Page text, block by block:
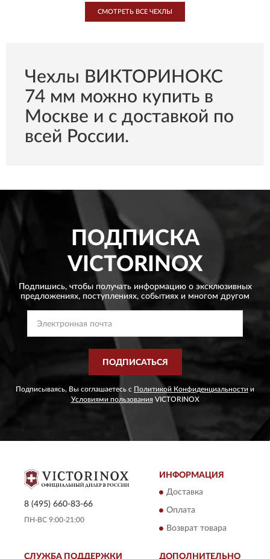
СМОТРЕТЬ ВСЕ ЧЕХЛЫ
Чехлы ВИКТОРИНОКС
74 мм можно купить в
Москве и с доставкой по
всей России.
ПОДПИСКА
VICTORINOX
Подпишись, чтобы получать информацию о эксклюзивных
предложениях, поступлениях, событиях и многом другом
ПОДПИСАТЬСЯ
Подписываясь, Вы соглашаетесь с Политикой Конфиденциальности и
Условиями пользованияVICTORINOX
8 (495) 660-83-66
ПН-ВС 9:00-21:00
ИНФОРМАЦИЯ
Доставка
Оплата
Возврат товара
СЛУЖБА ПОДДЕРЖКИ ДОПОЛНИТЕЛЬНО